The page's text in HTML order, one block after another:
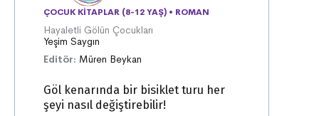
ÇOCUK KITAPLAR (8-12 YAŞ) • ROMAN
Hayaletli Gölün Çocukları
Yeşim Saygın
Editör: Müren Beykan
Göl kenarında bir bisiklet turu her
şeyi nasıl değiştirebilir!